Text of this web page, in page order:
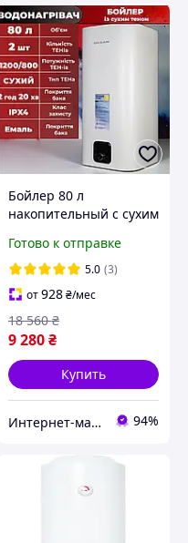
Бойлер 80 л
накопительный с сухим
Бойлер 80 литров с
сухим теном
Готово к отправке
5.0 (3)
от928₴/мес
9 280₴
18 560 ₴
Купить
Интернет-магазин Строй Дом 94%